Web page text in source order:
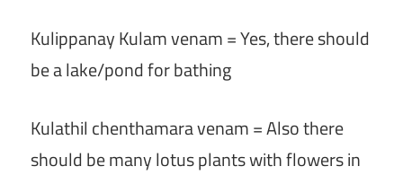
Kulippanay Kulam venam = Yes, there should
be a lake/pond for bathing
Kulathil chenthamara venam = Also there
should be many lotus plants with flowers in